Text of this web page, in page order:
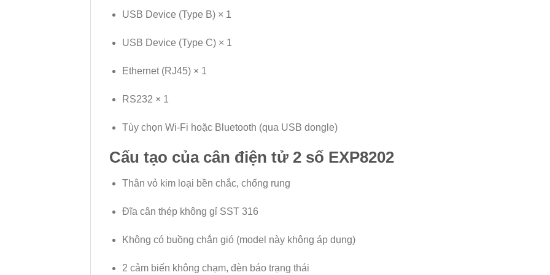
USB Device (Type B) × 1
USB Device (Type C) × 1
Ethernet (RJ45) × 1
RS232 × 1
Tùy chọn Wi-Fi hoặc Bluetooth (qua USB dongle)
Cấu tạo của cân điện tử 2 số EXP8202
Thân vỏ kim loại bền chắc, chống rung
Đĩa cân thép không gỉ SST 316
Không có buồng chắn gió (model này không áp dụng)
2 cảm biến không chạm, đèn báo trạng thái